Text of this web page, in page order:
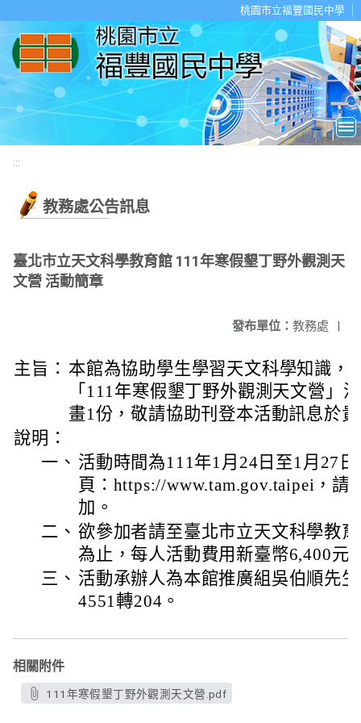
桃園市立福豐國民中學
:::
教務處公告訊息
臺北市立天文科學教育館 111年寒假墾丁野外觀測天
文營 活動簡章
發布單位： 教務處 |
主旨： 本館為協助學生學習天文科學知識，
「111年寒假墾丁野外觀測天文營」
畫1份，敬請協助刊登本活動訊息於
說明：
一、 活動時間為111年1月24日至1月27
頁：https://www.tam.gov.taipei，請
加。
二、 欲參加者請至臺北市立天文科學教
為止，每人活動費用新臺幣6,400元
三、 活動承辦人為本館推廣組吳伯順先
4551轉204。
相關附件
111年寒假墾丁野外觀測天文營.pdf